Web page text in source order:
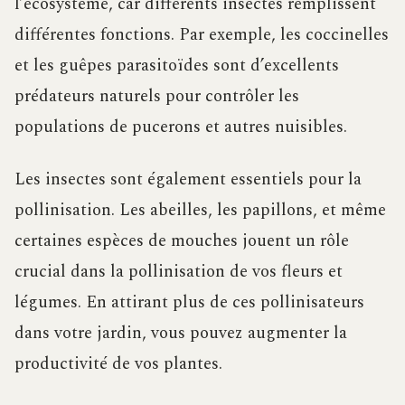
différentes fonctions. Par exemple, les coccinelles
et les guêpes parasitoïdes sont d’excellents
prédateurs naturels pour contrôler les
populations de pucerons et autres nuisibles.
Les insectes sont également essentiels pour la
pollinisation. Les abeilles, les papillons, et même
certaines espèces de mouches jouent un rôle
crucial dans la pollinisation de vos fleurs et
légumes. En attirant plus de ces pollinisateurs
dans votre jardin, vous pouvez augmenter la
productivité de vos plantes.